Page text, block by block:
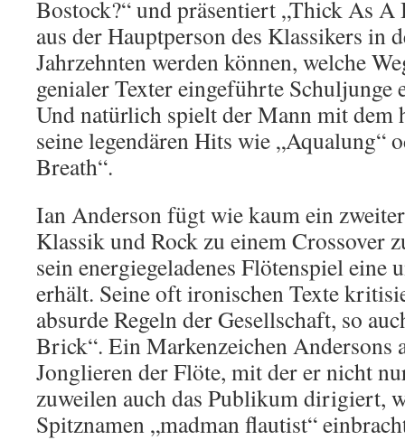
Bostock?“ und präsentiert „Thick As A
aus der Hauptperson des Klassikers in
Jahrzehnten werden können, welche
genialer Texter eingeführte Schuljunge
Und natürlich spielt der Mann mit dem
seine legendären Hits wie „Aqualung“
Breath“.
Ian Anderson fügt wie kaum ein
Klassik und Rock zu einem Crossover
sein energiegeladenes Flötenspiel eine
erhält. Seine oft ironischen Texte
absurde Regeln der Gesellschaft, so
Brick“. Ein Markenzeichen Andersons
Jonglieren der Flöte, mit der er nicht
zuweilen auch das Publikum dirigiert,
Spitznamen „madman flautist“